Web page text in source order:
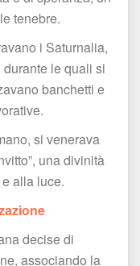
tenebre.
i Saturnalia,
le quali si
banchetti e
si venerava
una divinità
alla luce.
decise di
associando la